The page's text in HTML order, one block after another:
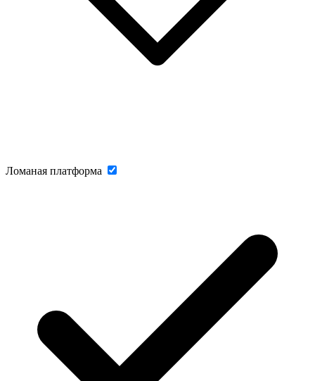
Ломаная платформа